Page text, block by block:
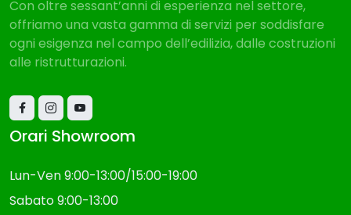
Con oltre sessant’anni di esperienza nel settore,
offriamo una vasta gamma di servizi per soddisfare
ogni esigenza nel campo dell’edilizia, dalle costruzioni
alle ristrutturazioni.
Orari Showroom
Lun-Ven 9:00-13:00/15:00-19:00
Sabato 9:00-13:00